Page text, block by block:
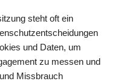
steht oft ein
und Daten, um
zu messen und
Missbrauch